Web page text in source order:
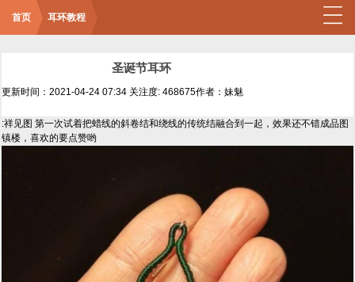
首页 耳环教程
圣诞节耳环
更新时间：2021-04-24 07:34 关注度: 468675作者：妹魅
:祥见图 第一次试着把蜡线的斜卷结和绕线的传统结融合到一起，效果还不错成品图
镇楼，喜欢的要点赞哟